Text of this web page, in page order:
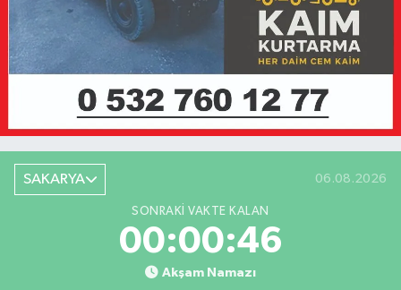
SAKARYA 06.08.2026
SONRAKI VAKTE KALAN
00:00:46
Akşam Namazı